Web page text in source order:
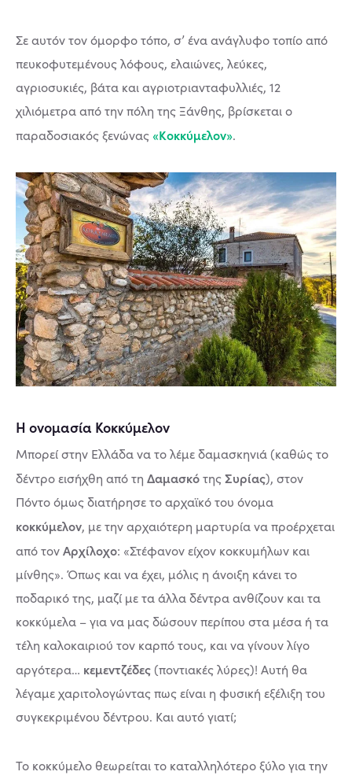
Σε αυτόν τον όμορφο τόπο, σ’ ένα ανάγλυφο τοπίο από
πευκοφυτεμένους λόφους, ελαιώνες, λεύκες,
αγριοσυκιές, βάτα και αγριοτριανταφυλλιές, 12
χιλιόμετρα από την πόλη της Ξάνθης, βρίσκεται ο
παραδοσιακός ξενώνας«Κοκκύμελον».
Η ονομασία Κοκκύμελον
Μπορεί στην Ελλάδα να το λέμε δαμασκηνιά (καθώς το
δέντρο εισήχθη από τη ΔαμασκότηςΣυρίας), στον
Πόντο όμως διατήρησε το αρχαϊκό του όνομα
κοκκύμελον, με την αρχαιότερη μαρτυρία να προέρχεται
από τονΑρχίλοχο: «Στέφανον είχον κοκκυμήλων και
μίνθης». Όπως και να έχει, μόλις η άνοιξη κάνει το
ποδαρικό της, μαζί με τα άλλα δέντρα ανθίζουν και τα
κοκκύμελα – για να μας δώσουν περίπου στα μέσα ή τα
τέλη καλοκαιριού τον καρπό τους, και να γίνουν λίγο
αργότερα… κεμεντζέδες(ποντιακές λύρες)! Αυτή θα
λέγαμε χαριτολογώντας πως είναι η φυσική εξέλιξη του
συγκεκριμένου δέντρου. Και αυτό γιατί;
Το κοκκύμελο θεωρείται το καταλληλότερο ξύλο για την